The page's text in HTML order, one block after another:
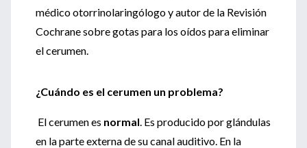
médico otorrinolaringólogo y autor de la Revisión
Cochrane sobre gotas para los oídos para eliminar
el cerumen.
¿Cuándo es el cerumen un problema?
El cerumen es normal. Es producido por glándulas
en la parte externa de su canal auditivo. En la